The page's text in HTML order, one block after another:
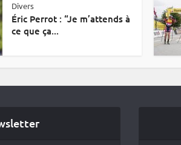
Divers
Éric Perrot : “Je m’attends à
ce que ça...